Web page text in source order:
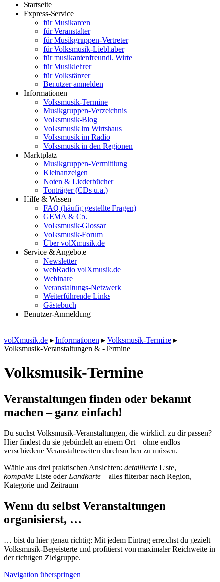
Startseite
Express-Service
für Musikanten
für Veranstalter
für Musikgruppen-Vertreter
für Volksmusik-Liebhaber
für musikantenfreundl. Wirte
für Musiklehrer
für Volkstänzer
Benutzer anmelden
Informationen
Volksmusik-Termine
Musikgruppen-Verzeichnis
Volksmusik-Blog
Volksmusik im Wirtshaus
Volksmusik im Radio
Volksmusik in den Regionen
Marktplatz
Musikgruppen-Vermittlung
Kleinanzeigen
Noten & Liederbücher
Tonträger (CDs u.a.)
Hilfe & Wissen
FAQ (häufig gestellte Fragen)
GEMA & Co.
Volksmusik-Glossar
Volksmusik-Forum
Über volXmusik.de
Service & Angebote
Newsletter
webRadio volXmusik.de
Webinare
Veranstaltungs-Netzwerk
Weiterführende Links
Gästebuch
Benutzer-Anmeldung
volXmusik.de ▸ Informationen ▸ Volksmusik-Termine ▸
Volksmusik-Veranstaltungen & -Termine
Volksmusik-Termine
Veranstaltungen finden oder bekannt
machen – ganz einfach!
Du suchst Volksmusik-Veranstaltungen, die wirklich zu dir passen?
Hier findest du sie gebündelt an einem Ort – ohne endlos
verschiedene Veranstalterseiten durchsuchen zu müssen.
Wähle aus drei praktischen Ansichten: detaillierte Liste,
kompakte Liste oder Landkarte – alles filterbar nach Region,
Kategorie und Zeitraum
Wenn du selbst Veranstaltungen
organisierst, …
… bist du hier genau richtig: Mit jedem Eintrag erreichst du gezielt
Volksmusik-Begeisterte und profitierst von maximaler Reichweite in
der richtigen Zielgruppe.
Navigation überspringen